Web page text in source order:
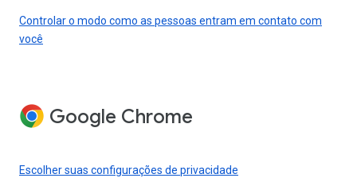
Controlar o modo como as pessoas entram em contato com
você
Google Chrome
Escolher suas configurações de privacidade